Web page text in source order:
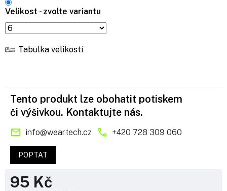
Velikost - zvolte variantu
Tabulka velikostí
95 Kč
Tento produkt lze obohatit potiskem
či výšivkou. Kontaktujte nás.
info@weartech.cz +420 728 309 060
POPTAT